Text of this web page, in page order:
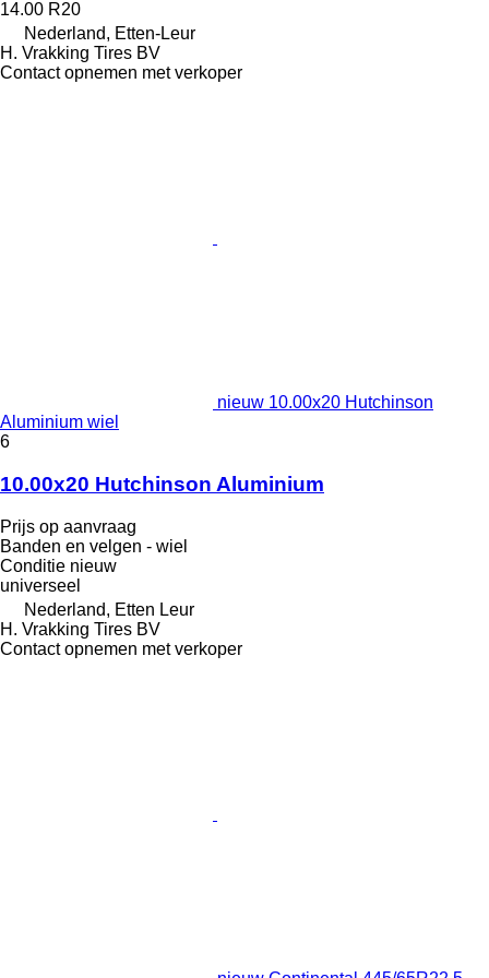
14.00 R20
Nederland, Etten-Leur
H. Vrakking Tires BV
Contact opnemen met verkoper
nieuw 10.00x20 Hutchinson
Aluminium wiel
6
10.00x20 Hutchinson Aluminium
Prijs op aanvraag
Banden en velgen - wiel
Conditie nieuw
universeel
Nederland, Etten Leur
H. Vrakking Tires BV
Contact opnemen met verkoper